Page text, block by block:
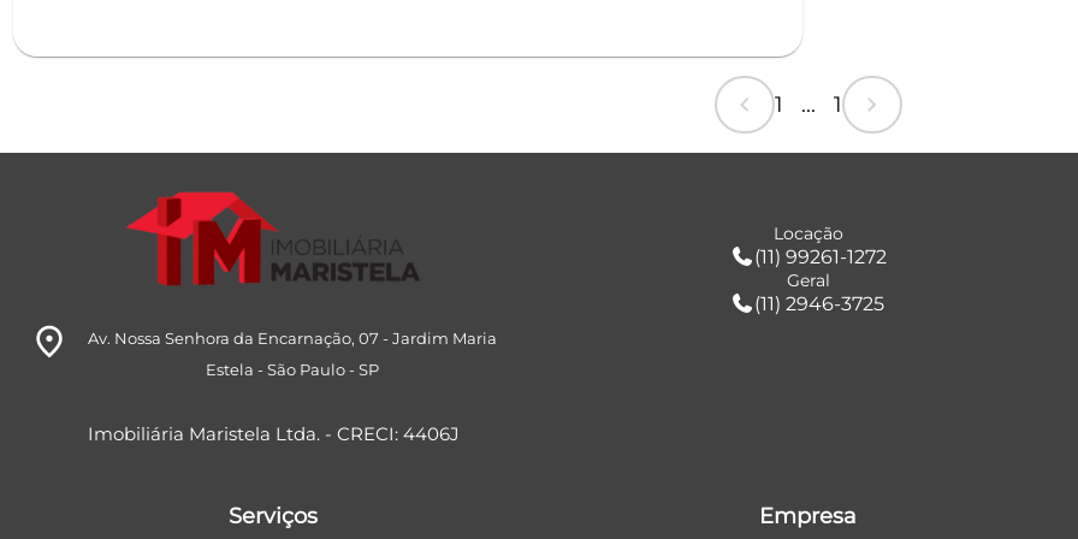
chevron_left 1 ... 1 chevron_right
room Av. Nossa Senhora da Encarnação, 07 - Jardim Maria
Estela - São Paulo- SP
Imobiliária Maristela Ltda. - CRECI: 4406J
Locação
(11) 99261-1272
Geral
(11) 2946-3725
Serviços Empresa